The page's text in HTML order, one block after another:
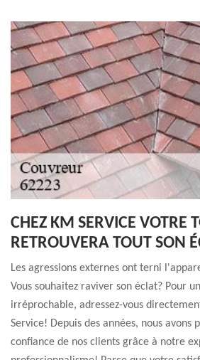
CHEZ KM SERVICE VOTRE
RETROUVERA TOUT SON
Les agressions externes ont terni
Vous souhaitez raviver son éclat? Pour
irréprochable, adressez-vous
Service! Depuis des années, nous avons
confiance de nos clients grâce à notre